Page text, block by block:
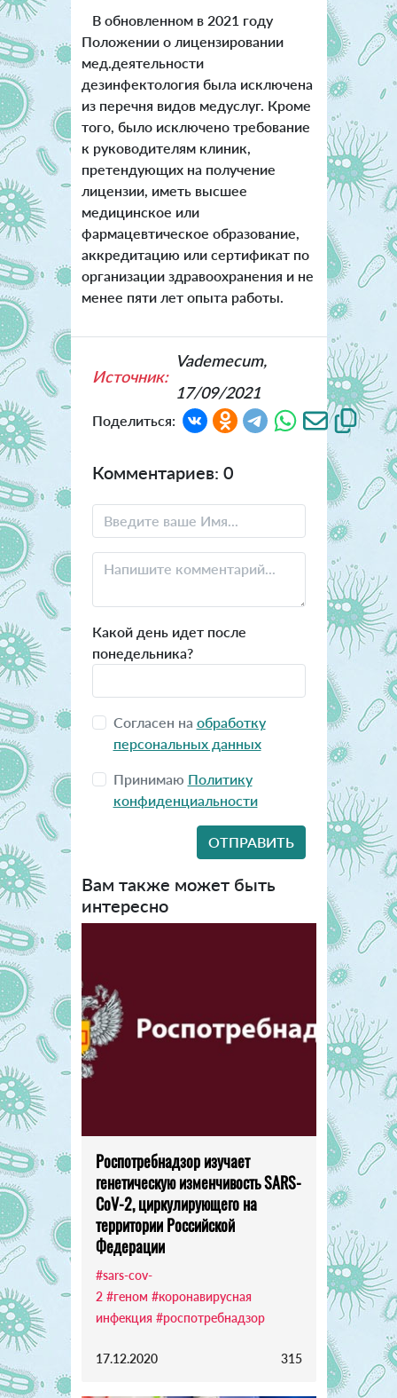
В обновленном в 2021 году
Положении о лицензировании
мед.деятельности
дезинфектология была исключена
из перечня видов медуслуг. Кроме
того, было исключено требование
к руководителям клиник,
претендующих на получение
лицензии, иметь высшее
медицинское или
фармацевтическое образование,
аккредитацию или сертификат по
организации здравоохранения и не
менее пяти лет опыта работы.
Источник:
Vademecum,
17/09/2021
Поделиться:
Комментариев: 0
Какой день идет после
понедельника?
Согласен на обработку
персональных данных
Принимаю Политику
конфиденциальности
Вам также может быть
интересно
Роспотребнадзор изучает
генетическую изменчивость SARS-
CoV-2, циркулирующего на
территории Российской
Федерации
#sars-cov-
2 #геном #коронавирусная
инфекция #роспотребнадзор
17.12.2020 315